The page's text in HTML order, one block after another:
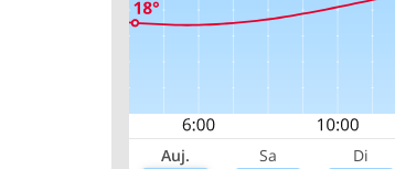
Auj. Sa Di